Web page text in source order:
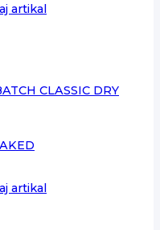
artikal
CLASSIC DRY
artikal